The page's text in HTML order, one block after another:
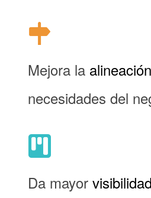
Mejora la alineación
necesidades del
Da mayorvisibilidad